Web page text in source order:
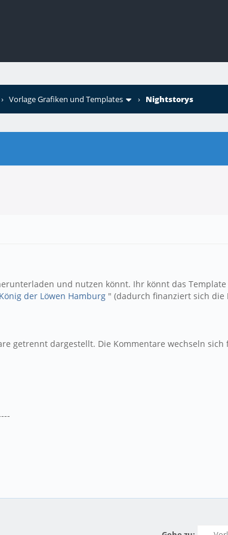
› Vorlage Grafiken und Templates › Nightstorys
und nutzen könnt. Ihr könnt das
König der Löwen Hamburg " (dadurch finanziert sich die
getrennt dargestellt. Die Kommentare wechseln